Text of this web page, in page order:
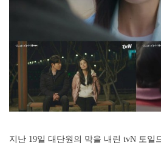
지난 19일 대단원의 막을 내린 tvN 토일